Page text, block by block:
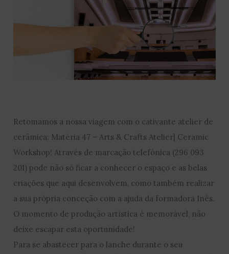
Retomamos a nossa viagem com o cativante atelier de
cerâmica: Matéria 47 – Arts & Crafts Atelier| Ceramic
Workshop! Através de marcação telefónica (296 093
201) pode não só ficar a conhecer o espaço e as belas
criações que aqui desenvolvem, como também realizar
a sua própria conceção com a ajuda da formadora Inês.
O momento de produção artística é memorável, não
deixe escapar esta oportunidade!
Para se abastecer para o lanche durante o seu